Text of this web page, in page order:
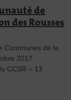
de
des Rousses
Communes de la
2017
CCSR – 13